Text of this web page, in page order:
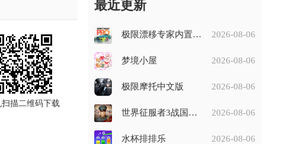
扫描二维码下载
最近更新
极限漂移专家内置菜单版 2026-08-06
梦境小屋 2026-08-06
极限摩托中文版 2026-08-06
世界征服者3战国征服者七雄争霸破解版 2026-08-06
水杯排排乐 2026-08-06